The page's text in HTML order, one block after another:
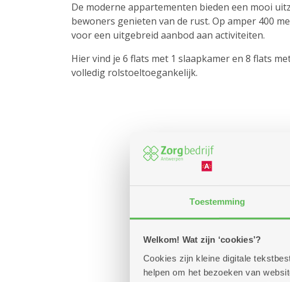
Toestemming
Welkom! Wat zijn ‘cookies’?
Cookies zijn kleine digitale
helpen om het bezoeken van
De moderne appartementen bieden een mooi
bewoners genieten van de rust. Op amper 400
voor een uitgebreid aanbod aan activiteiten.
Hier vind je 6 flats met 1 slaapkamer en 8 flats
volledig rolstoeltoegankelijk.